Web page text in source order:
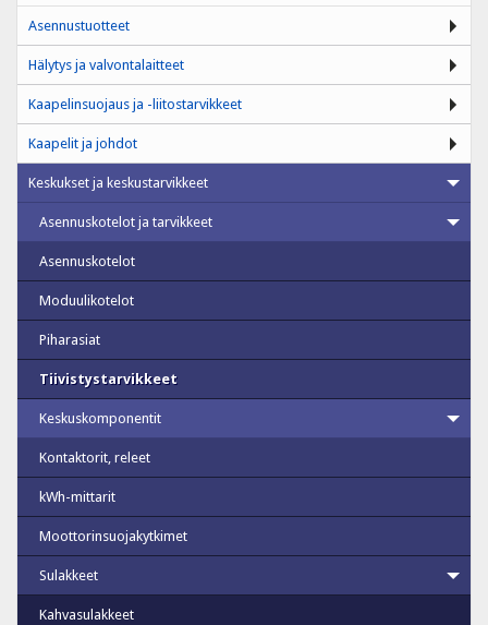
Asennustuotteet
Hälytys ja valvontalaitteet
Kaapelinsuojaus ja -liitostarvikkeet
Kaapelit ja johdot
Keskukset ja keskustarvikkeet
Asennuskotelot ja tarvikkeet
Asennuskotelot
Moduulikotelot
Piharasiat
Tiivistystarvikkeet
Keskuskomponentit
Kontaktorit, releet
kWh-mittarit
Moottorinsuojakytkimet
Sulakkeet
Kahvasulakkeet